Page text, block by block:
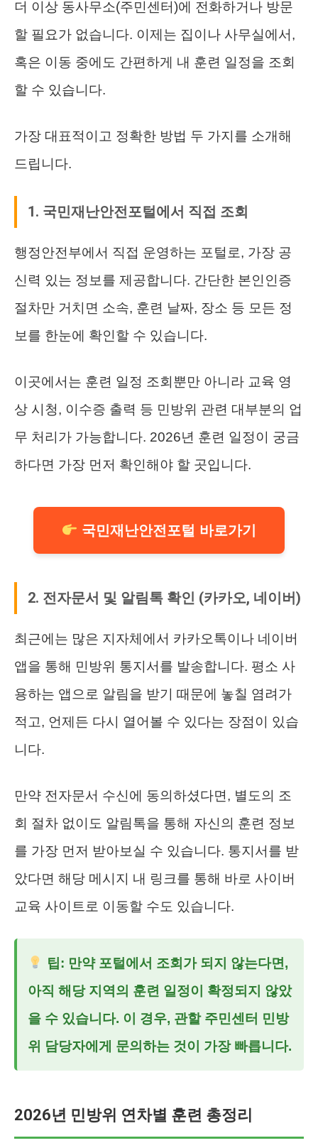
더 이상 동사무소(주민센터)에 전화하거나 방문
할 필요가 없습니다. 이제는 집이나 사무실에서,
혹은 이동 중에도 간편하게 내 훈련 일정을 조회
할 수 있습니다.
가장 대표적이고 정확한 방법 두 가지를 소개해
드립니다.
1. 국민재난안전포털에서 직접 조회
행정안전부에서 직접 운영하는 포털로, 가장 공
신력 있는 정보를 제공합니다. 간단한 본인인증
절차만 거치면 소속, 훈련 날짜, 장소 등 모든 정
보를 한눈에 확인할 수 있습니다.
이곳에서는 훈련 일정 조회뿐만 아니라 교육 영
상 시청, 이수증 출력 등 민방위 관련 대부분의 업
무 처리가 가능합니다. 2026년 훈련 일정이 궁금
하다면 가장 먼저 확인해야 할 곳입니다.
국민재난안전포털 바로가기
2. 전자문서 및 알림톡 확인 (카카오, 네이버)
최근에는 많은 지자체에서 카카오톡이나 네이버
앱을 통해 민방위 통지서를 발송합니다. 평소 사
용하는 앱으로 알림을 받기 때문에 놓칠 염려가
적고, 언제든 다시 열어볼 수 있다는 장점이 있습
니다.
만약 전자문서 수신에 동의하셨다면, 별도의 조
회 절차 없이도 알림톡을 통해 자신의 훈련 정보
를 가장 먼저 받아보실 수 있습니다. 통지서를 받
았다면 해당 메시지 내 링크를 통해 바로 사이버
교육 사이트로 이동할 수도 있습니다.
팁: 만약 포털에서 조회가 되지 않는다면,
아직 해당 지역의 훈련 일정이 확정되지 않았
을 수 있습니다. 이 경우, 관할 주민센터 민방
위 담당자에게 문의하는 것이 가장 빠릅니다.
2026년 민방위 연차별 훈련 총정리